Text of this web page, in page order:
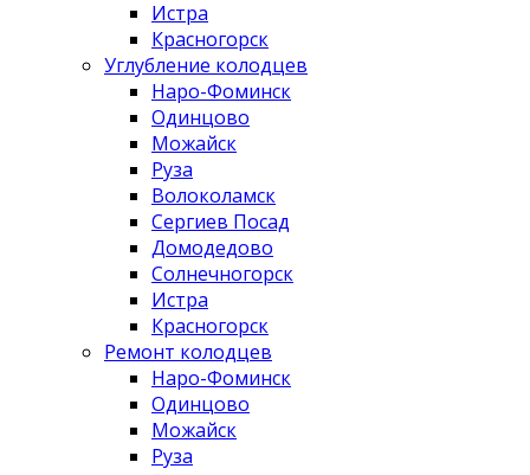
Истра
Красногорск
Углубление колодцев
Наро-Фоминск
Одинцово
Можайск
Руза
Волоколамск
Сергиев Посад
Домодедово
Солнечногорск
Истра
Красногорск
Ремонт колодцев
Наро-Фоминск
Одинцово
Можайск
Руза